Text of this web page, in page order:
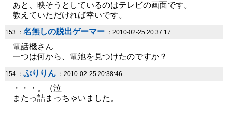
あと、映そうとしているのはテレビの画面です。
教えていただければ幸いです。
153 ： 名無しの脱出ゲーマー ：2010-02-25 20:37:17
電話機さん
一つは何から、電池を見つけたのですか？
154 ： ぷりりん ：2010-02-25 20:38:46
・・・。（泣
またっ詰まっちゃいました。